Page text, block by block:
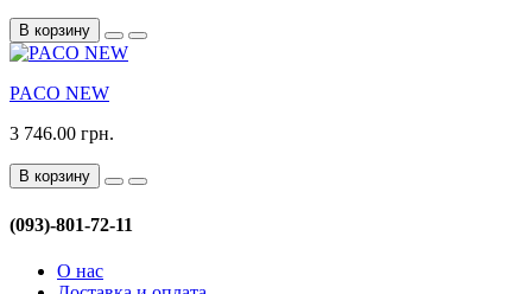
В корзину
PACO NEW
3 746.00 грн.
В корзину
(093)-801-72-11
О нас